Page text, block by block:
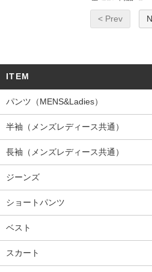
< Prev
ITEM
パンツ（MENS&Ladies）
半袖（メンズレディース共通）
長袖（メンズレディース共通）
ジーンズ
ショートパンツ
ベスト
スカート